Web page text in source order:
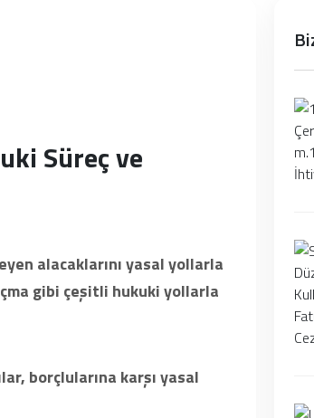
Süreç ve
alacaklarını yasal yollarla
gibi çeşitli hukuki yollarla
borçlularına karşı yasal